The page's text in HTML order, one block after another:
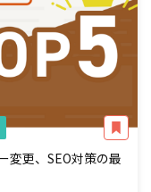
変更、SEO対策の最